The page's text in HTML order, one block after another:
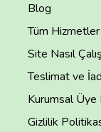
Blog
Tüm Hizmetler
Site Nasıl
Teslimat ve
Kurumsal Üye
Gizlilik